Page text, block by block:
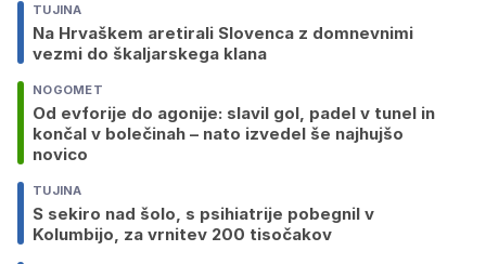
TUJINA
Na Hrvaškem aretirali Slovenca z domnevnimi
vezmi do škaljarskega klana
NOGOMET
Od evforije do agonije: slavil gol, padel v tunel in
končal v bolečinah – nato izvedel še najhujšo
novico
TUJINA
S sekiro nad šolo, s psihiatrije pobegnil v
Kolumbijo, za vrnitev 200 tisočakov